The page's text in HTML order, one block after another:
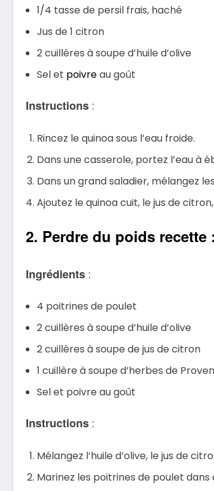
1/4 tasse de persil frais, haché
Jus de 1 citron
2 cuillères à soupe d’huile d’olive
Sel et poivreau goût
Instructions :
Rincez le quinoa sous l’eau froide.
Dans une casserole, portez l’eau à
Dans un grand saladier, mélangez
Ajoutez le quinoa cuit, le jus de
2. Perdre du poids
Ingrédients :
4 poitrines de poulet
2 cuillères à soupe d’huile d’olive
2 cuillères à soupe de jus de citron
1 cuillère à soupe d’herbes de
Sel et poivre au goût
Instructions :
Mélangez l’huile d’olive, le jus de
Marinez les poitrines de poulet